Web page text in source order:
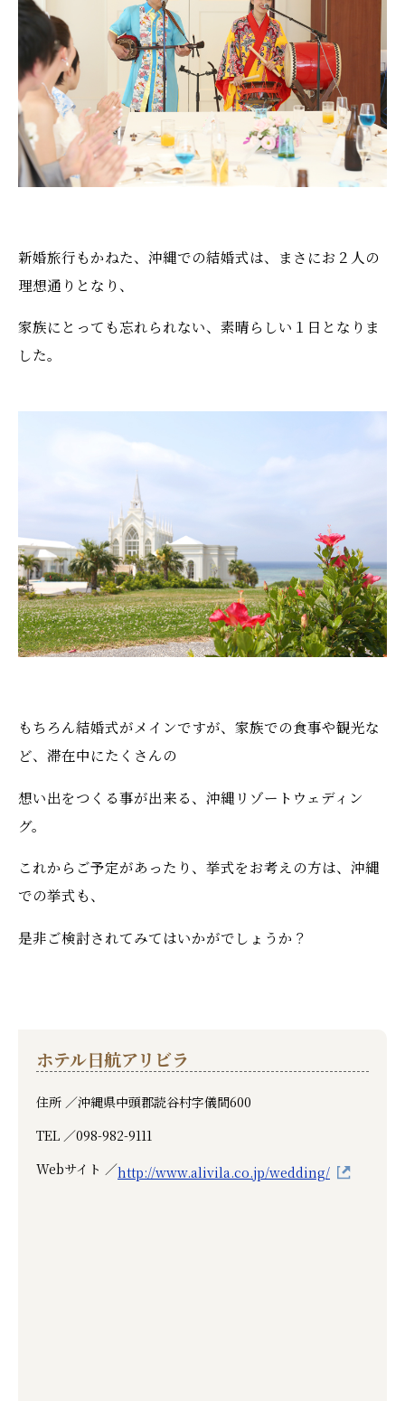
新婚旅行もかねた、沖縄での結婚式は、まさにお２人の
理想通りとなり、
家族にとっても忘れられない、素晴らしい１日となりま
した。
もちろん結婚式がメインですが、家族での食事や観光な
ど、滞在中にたくさんの
想い出をつくる事が出来る、沖縄リゾートウェディン
グ。
これからご予定があったり、挙式をお考えの方は、沖縄
での挙式も、
是非ご検討されてみてはいかがでしょうか？
ホテル日航アリビラ
住所 ／沖縄県中頭郡読谷村字儀間600
TEL ／098-982-9111
Webサイト ／http://www.alivila.co.jp/wedding/